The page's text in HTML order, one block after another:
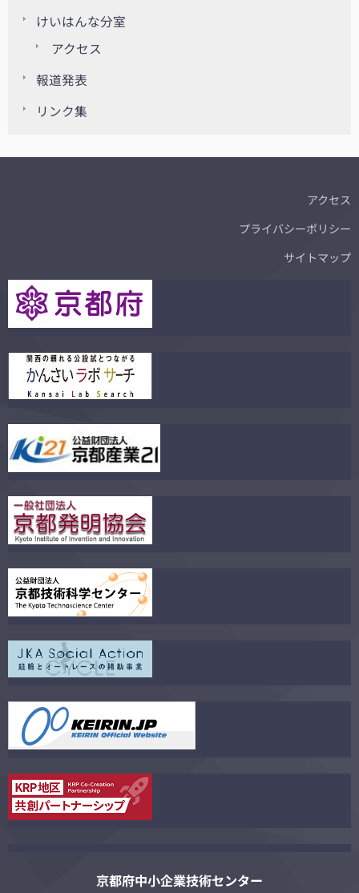
けいはんな分室
アクセス
報道発表
リンク集
アクセス
プライバシーポリシー
サイトマップ
京都府中小企業技術センター